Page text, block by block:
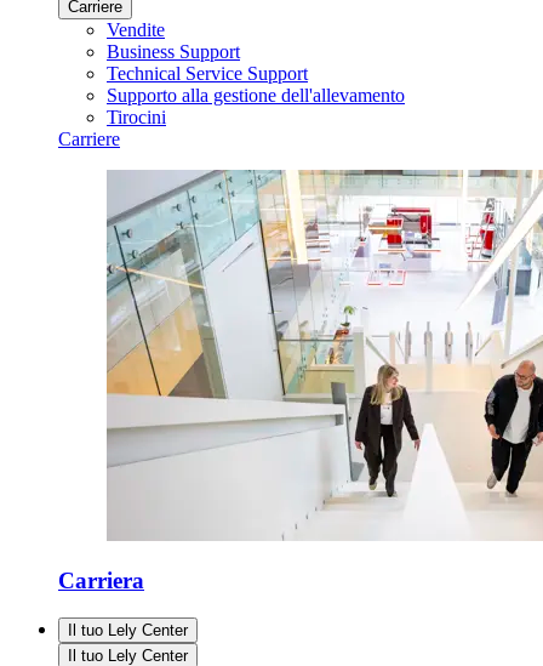
Carriere
Vendite
Business Support
Technical Service Support
Supporto alla gestione dell'allevamento
Tirocini
Carriere
Carriera
Il tuo Lely Center
Il tuo Lely Center